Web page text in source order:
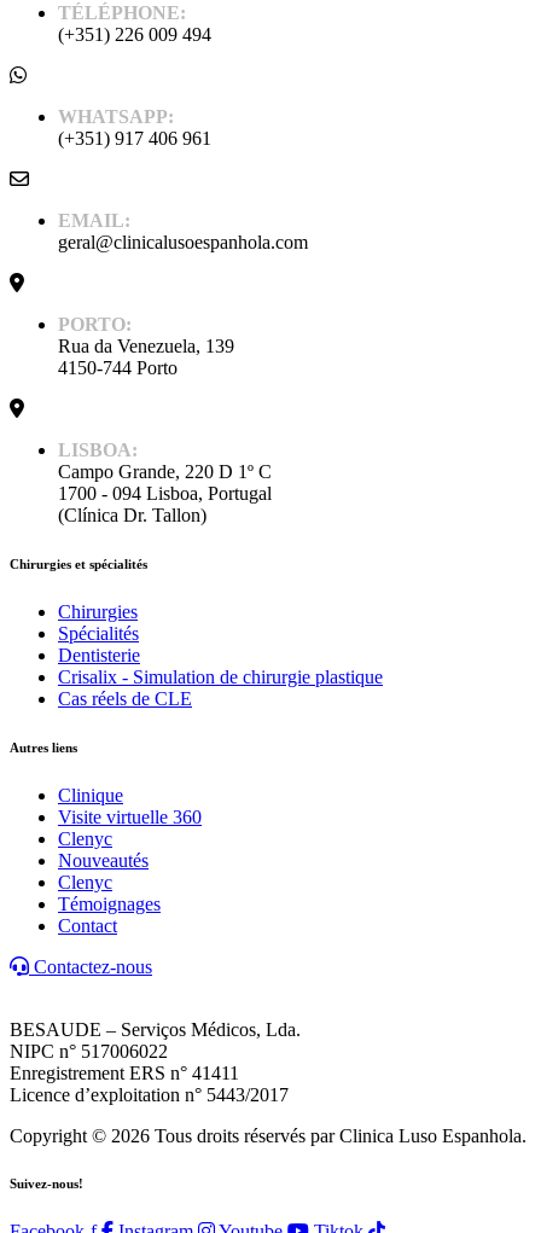
TÉLÉPHONE:
(+351) 226 009 494
WHATSAPP:
(+351) 917 406 961
EMAIL:
geral@clinicalusoespanhola.com
PORTO:
Rua da Venezuela, 139
4150-744 Porto
LISBOA:
Campo Grande, 220 D 1º C
1700 - 094 Lisboa, Portugal
(Clínica Dr. Tallon)
Chirurgies et spécialités
Chirurgies
Spécialités
Dentisterie
Crisalix - Simulation de chirurgie plastique
Cas réels de CLE
Autres liens
Clinique
Visite virtuelle 360
Clenyc
Nouveautés
Clenyc
Témoignages
Contact
Contactez-nous
BESAUDE – Serviços Médicos, Lda.
NIPC n° 517006022
Enregistrement ERS n° 41411
Licence d’exploitation n° 5443/2017
Copyright © 2026 Tous droits réservés par Clinica Luso Espanhola.
Suivez-nous!